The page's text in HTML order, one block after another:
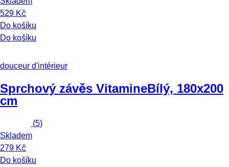
529 Kč
Do košíku
Do košíku
douceur d'intérieur
Sprchový závěs VitamineBílý, 180x200
cm
(5)
Skladem
279 Kč
Do košíku